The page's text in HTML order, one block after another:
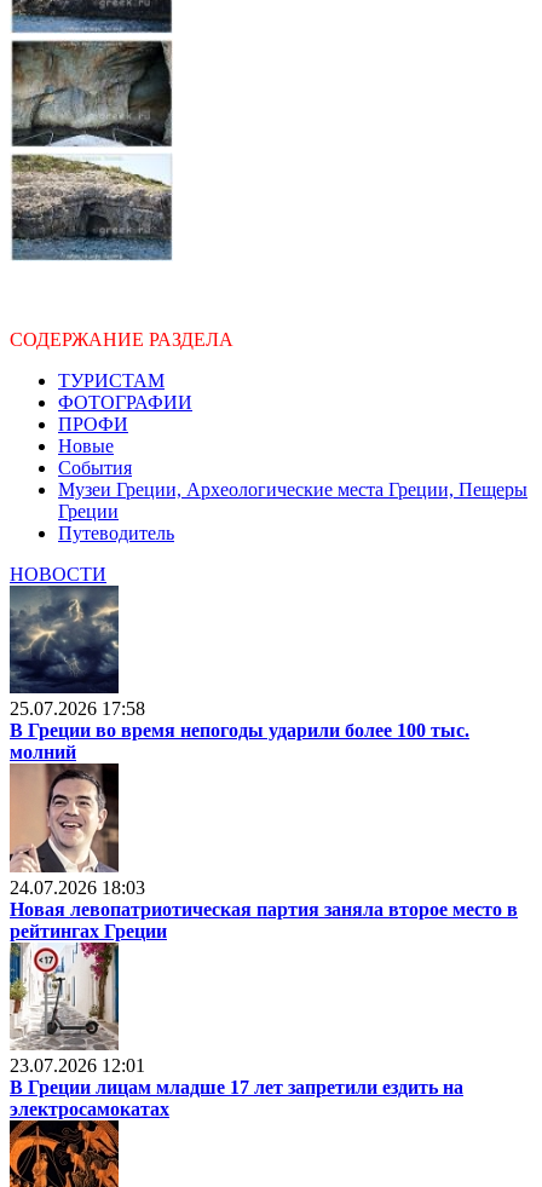
СОДЕРЖАНИЕ РАЗДЕЛА
ТУРИСТАМ
ФОТОГРАФИИ
ПРОФИ
Новые
События
Музеи Греции, Археологические места Греции, Пещеры
Греции
Путеводитель
НОВОСТИ
25.07.2026 17:58
В Греции во время непогоды ударили более 100 тыс.
молний
24.07.2026 18:03
Новая левопатриотическая партия заняла второе место в
рейтингах Греции
23.07.2026 12:01
В Греции лицам младше 17 лет запретили ездить на
электросамокатах